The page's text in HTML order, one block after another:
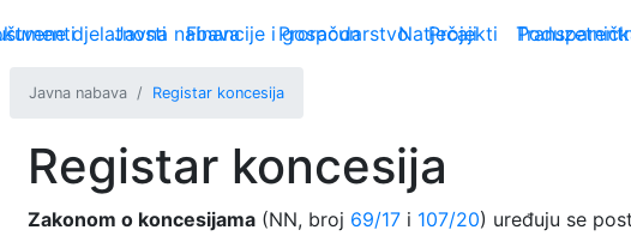
linkovi
Javna nabava Proračun Natječaji
djelatnosti Financije i gospodarstvo Projekti
Javna nabava Registar koncesija
Registar koncesija
Zakonom o koncesijama (NN, broj 69/17 i 107/20) uređuju se